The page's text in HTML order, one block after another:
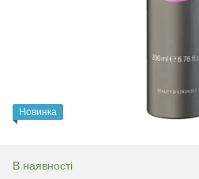
Новинка
В наявності